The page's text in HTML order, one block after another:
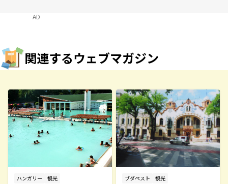
AD
関連するウェブマガジン
ハンガリー 観光 ブダペスト 観光